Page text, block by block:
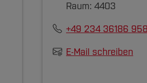
Raum: 4403
+49 234 36186
E-Mail schreiben